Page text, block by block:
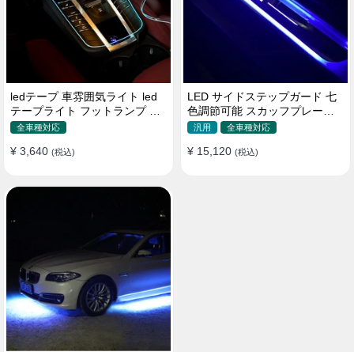
ledテープ 車雰囲気ライト led
テープライト フットランプ 車
内装飾 USB 3メートル
全車種対応
¥ 3,640 (税込)
LED サイドステップガード 七
色調節可能 スカッフプレート
汎用 全車種対応
¥ 15,120 (税込)